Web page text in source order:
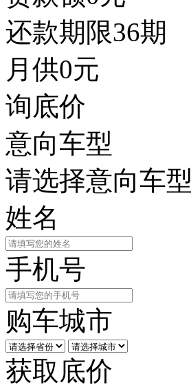
还款期限36期
月供0元
询底价
意向车型
请选择意向车型
姓名
手机号
购车城市
获取底价